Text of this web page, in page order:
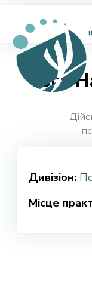
Гога
Дивізіон:
Місце